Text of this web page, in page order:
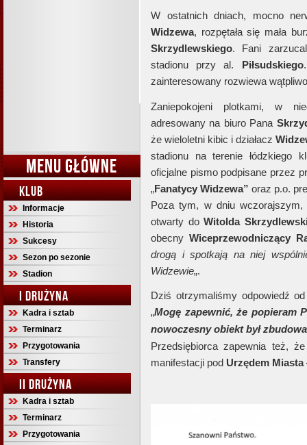
MENU GŁÓWNE
KLUB
Informacje
Historia
Sukcesy
Sezon po sezonie
Stadion
I DRUŻYNA
Kadra i sztab
Terminarz
Przygotowania
Transfery
II DRUŻYNA
Kadra i sztab
Terminarz
Przygotowania
W ostatnich dniach, mocno
Widzewa, rozpętała się mała
Skrzydlewskiego. Fani
stadionu przy al. Piłsudskiego
zainteresowany rozwiewa
Zaniepokojeni plotkami, w
adresowany na biuro Pana
że wieloletni kibic i działacz
stadionu na terenie łódzkiego
oficjalne pismo podpisane przez
„Fanatycy Widzewa” oraz p.o.
Poza tym, w dniu
otwarty doWitolda
obecny Wiceprzewodniczący
drogą i spotkają na niej
Widzewie„.
Dziś otrzymaliśmy odpowiedź
„Mogę zapewnić, że popieram
nowoczesny obiekt był
Przedsiębiorca zapewnia też,
manifestacji pod Urzędem